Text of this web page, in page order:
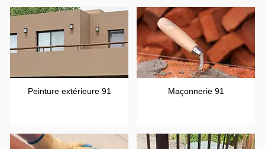
Peinture extérieure 91 Maçonnerie 91